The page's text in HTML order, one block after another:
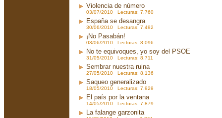
Violencia de número
03/07/2010 Lecturas: 7.760
España se desangra
30/06/2010 Lecturas: 7.492
¡No Pasabán!
03/06/2010 Lecturas: 8.096
No te equivoques, yo soy del PSOE
31/05/2010 Lecturas: 8.711
Sembrar nuestra ruina
27/05/2010 Lecturas: 8.136
Saqueo generalizado
18/05/2010 Lecturas: 7.929
El país por la ventana
14/05/2010 Lecturas: 7.879
La falange garzonita